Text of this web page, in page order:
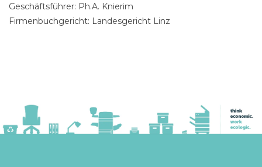
Geschäftsführer: Ph.A. Knierim
Firmenbuchgericht: Landesgericht Linz